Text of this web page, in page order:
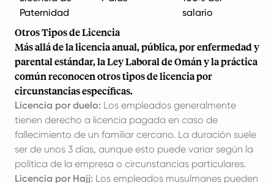
Paternidad
salario
Otros Tipos de Licencia
Más allá de la licencia anual, pública, por enfermedad y
parental estándar, la Ley Laboral de Omán y la práctica
común reconocen otros tipos de licencia por
circunstancias específicas.
Licencia por duelo: Los empleados generalmente
tienen derecho a licencia pagada en caso de
fallecimiento de un familiar cercano. La duración suele
ser de unos 3 días, aunque esto puede variar según la
política de la empresa o circunstancias particulares.
Licencia por Hajj: Los empleados musulmanes pueden